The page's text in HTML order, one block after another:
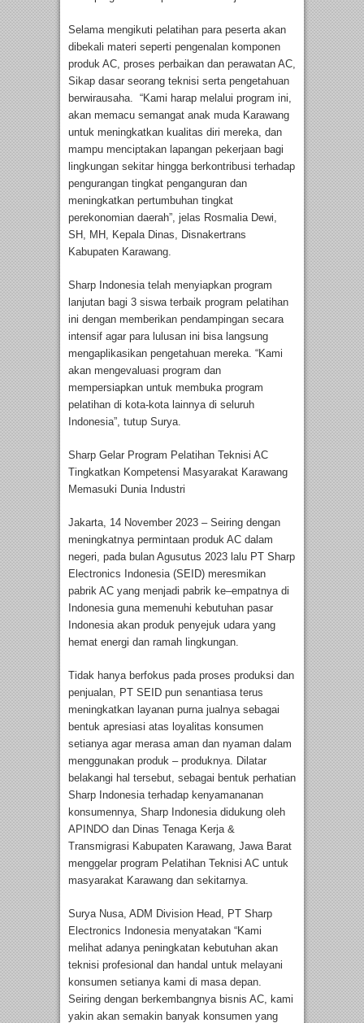
Selama mengikuti pelatihan para peserta akan
dibekali materi seperti pengenalan komponen
produk AC, proses perbaikan dan perawatan AC,
Sikap dasar seorang teknisi serta pengetahuan
berwirausaha. “Kami harap melalui program ini,
akan memacu semangat anak muda Karawang
untuk meningkatkan kualitas diri mereka, dan
mampu menciptakan lapangan pekerjaan bagi
lingkungan sekitar hingga berkontribusi terhadap
pengurangan tingkat penganguran dan
meningkatkan pertumbuhan tingkat
perekonomian daerah”, jelas Rosmalia Dewi,
SH, MH, Kepala Dinas, Disnakertrans
Kabupaten Karawang.
Sharp Indonesia telah menyiapkan program
lanjutan bagi 3 siswa terbaik program pelatihan
ini dengan memberikan pendampingan secara
intensif agar para lulusan ini bisa langsung
mengaplikasikan pengetahuan mereka. “Kami
akan mengevaluasi program dan
mempersiapkan untuk membuka program
pelatihan di kota-kota lainnya di seluruh
Indonesia”, tutup Surya.
Sharp Gelar Program Pelatihan Teknisi AC
Tingkatkan Kompetensi Masyarakat Karawang
Memasuki Dunia Industri
Jakarta, 14 November 2023 – Seiring dengan
meningkatnya permintaan produk AC dalam
negeri, pada bulan Agusutus 2023 lalu PT Sharp
Electronics Indonesia (SEID) meresmikan
pabrik AC yang menjadi pabrik ke–empatnya di
Indonesia guna memenuhi kebutuhan pasar
Indonesia akan produk penyejuk udara yang
hemat energi dan ramah lingkungan.
Tidak hanya berfokus pada proses produksi dan
penjualan, PT SEID pun senantiasa terus
meningkatkan layanan purna jualnya sebagai
bentuk apresiasi atas loyalitas konsumen
setianya agar merasa aman dan nyaman dalam
menggunakan produk – produknya. Dilatar
belakangi hal tersebut, sebagai bentuk perhatian
Sharp Indonesia terhadap kenyamananan
konsumennya, Sharp Indonesia didukung oleh
APINDO dan Dinas Tenaga Kerja &
Transmigrasi Kabupaten Karawang, Jawa Barat
menggelar program Pelatihan Teknisi AC untuk
masyarakat Karawang dan sekitarnya.
Surya Nusa, ADM Division Head, PT Sharp
Electronics Indonesia menyatakan “Kami
melihat adanya peningkatan kebutuhan akan
teknisi profesional dan handal untuk melayani
konsumen setianya kami di masa depan.
Seiring dengan berkembangnya bisnis AC, kami
yakin akan semakin banyak konsumen yang